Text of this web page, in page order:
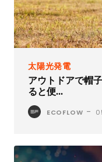
太陽光発電
アウトドアで帽
ると便...
ECOFLOW -